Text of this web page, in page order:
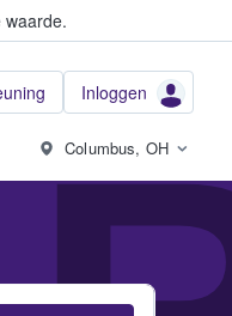
waarde.
Inloggen
Columbus, OH